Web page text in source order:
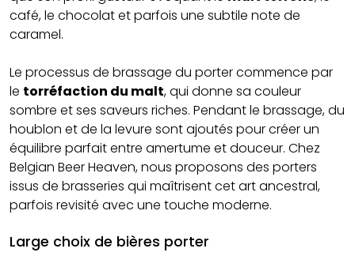
café, le chocolat et parfois une subtile note de
caramel.
Le processus de brassage du porter commence par
le torréfaction du malt, qui donne sa couleur
sombre et ses saveurs riches. Pendant le brassage, du
houblon et de la levure sont ajoutés pour créer un
équilibre parfait entre amertume et douceur. Chez
Belgian Beer Heaven, nous proposons des porters
issus de brasseries qui maîtrisent cet art ancestral,
parfois revisité avec une touche moderne.
Large choix de bières porter